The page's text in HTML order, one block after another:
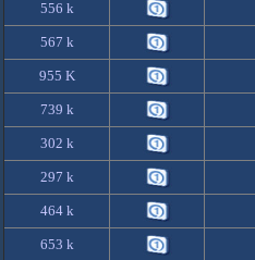
556 k
567 k
955 K
739 k
302 k
297 k
464 k
653 k